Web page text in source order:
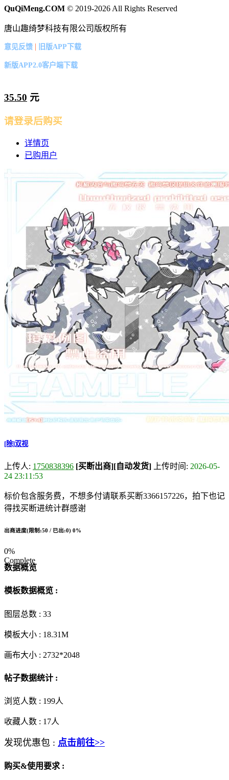
QuQiMeng.COM © 2019-2026 All Rights Reserved
唐山趣绮梦科技有限公司版权所有
意见反馈 | 旧版APP下载
新版APP2.0客户端下载
35.50 元
请登录后购买
详情页
已购用户
[除]双视
上传人: 1750838396 [买断出商][自动发货] 上传时间: 2026-05-
24 23:11:53
标价包含服务费，不想多付请联系买断3366157226，拍下也记
得找买断进统计群感谢
出商进度(限制:50 / 已出:0) 0%
0%
Complete
数据概览
模板数据概览 :
图层总数 : 33
模板大小 : 18.31M
画布大小 : 2732*2048
帖子数据统计 :
浏览人数 : 199人
收藏人数 : 17人
发现优惠包 : 点击前往>>
购买&使用要求 :